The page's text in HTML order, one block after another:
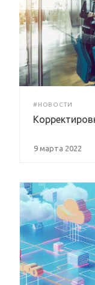
#НОВОСТИ
9 марта 2022